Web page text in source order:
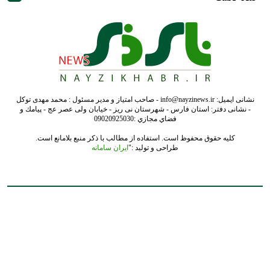
نشانی ایمیل: info@nayzinews.ir - صاحب امتیاز و مدیر مسئول : محمد مهدی توکل
- نشانی دفتر: استان فارس - شهرستان نی ریز - خیابان ولی عصر عج - پيامك و
فضاي مجازي :09020925030
کلیه حقوق محفوظ است. استفاده از مطالب با ذکر منبع بلامانع است.
طراحی و تولید :"ایران سامانه